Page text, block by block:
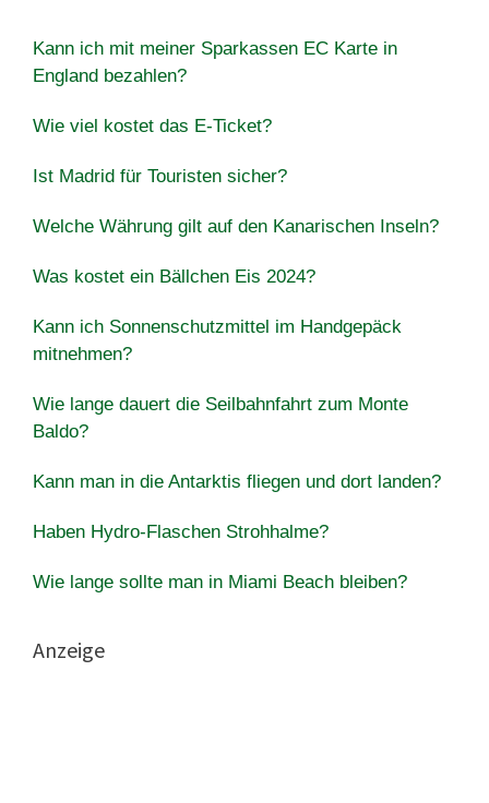
Kann ich mit meiner Sparkassen EC Karte in
England bezahlen?
Wie viel kostet das E-Ticket?
Ist Madrid für Touristen sicher?
Welche Währung gilt auf den Kanarischen Inseln?
Was kostet ein Bällchen Eis 2024?
Kann ich Sonnenschutzmittel im Handgepäck
mitnehmen?
Wie lange dauert die Seilbahnfahrt zum Monte
Baldo?
Kann man in die Antarktis fliegen und dort landen?
Haben Hydro-Flaschen Strohhalme?
Wie lange sollte man in Miami Beach bleiben?
Anzeige